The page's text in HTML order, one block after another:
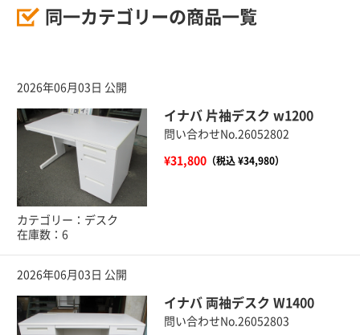
同一カテゴリーの商品一覧
2026年06月03日 公開
イナバ 片袖デスク w1200
問い合わせNo.26052802
¥31,800（税込 ¥34,980）
カテゴリー：デスク
在庫数：6
2026年06月03日 公開
イナバ 両袖デスク W1400
問い合わせNo.26052803